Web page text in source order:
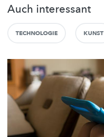
Auch interessant
TECHNOLOGIE KUNST